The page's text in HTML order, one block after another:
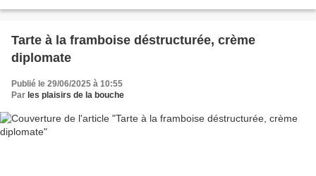
Tarte à la framboise déstructurée, crème
diplomate
Publié le 29/06/2025 à 10:55
Par les plaisirs de la bouche